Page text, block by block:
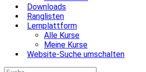
Downloads
Ranglisten
Lernplattform
Alle Kurse
Meine Kurse
Website-Suche umschalten